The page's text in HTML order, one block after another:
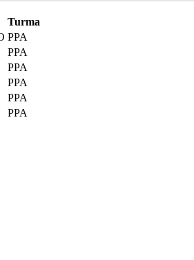
Turma
PPA
PPA
PPA
PPA
PPA
PPA